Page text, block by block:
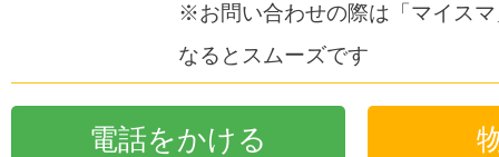
※お問い合わせの際は「マイス
なるとスムーズです
電話をかける